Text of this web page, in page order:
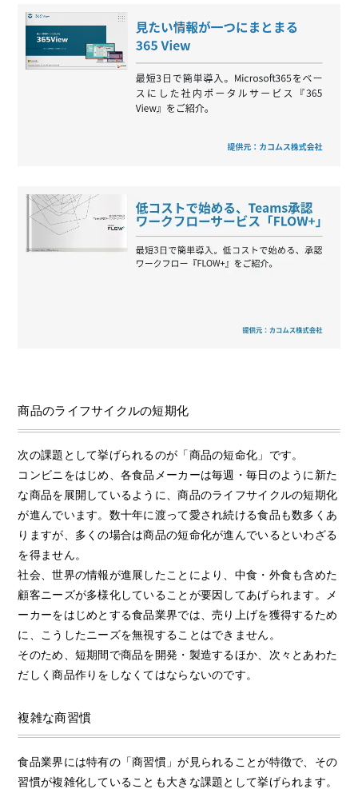
商品のライフサイクルの短期化
次の課題として挙げられるのが「商品の短命化」です。
コンビニをはじめ、各食品メーカーは毎週・毎日のように新た
な商品を展開しているように、商品のライフサイクルの短期化
が進んでいます。数十年に渡って愛され続ける食品も数多くあ
りますが、多くの場合は商品の短命化が進んでいるといわざる
を得ません。
社会、世界の情報が進展したことにより、中食・外食も含めた
顧客ニーズが多様化していることが要因してあげられます。メ
ーカーをはじめとする食品業界では、売り上げを獲得するため
に、こうしたニーズを無視することはできません。
そのため、短期間で商品を開発・製造するほか、次々とあわた
だしく商品作りをしなくてはならないのです。
複雑な商習慣
食品業界には特有の「商習慣」が見られることが特徴で、その
習慣が複雑化していることも大きな課題として挙げられます。